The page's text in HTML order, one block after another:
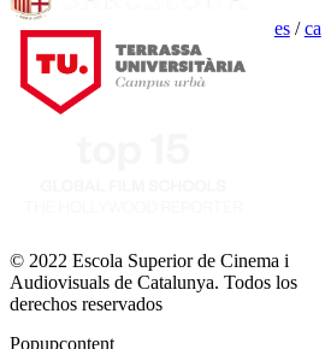
es/ca
© 2022 Escola Superior de Cinema i
Audiovisuals de Catalunya. Todos los
derechos reservados
Popupcontent